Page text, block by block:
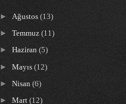
► Ağustos(13)
►Temmuz(11)
►Haziran(5)
►Mayıs(12)
►Nisan(6)
►Mart(12)